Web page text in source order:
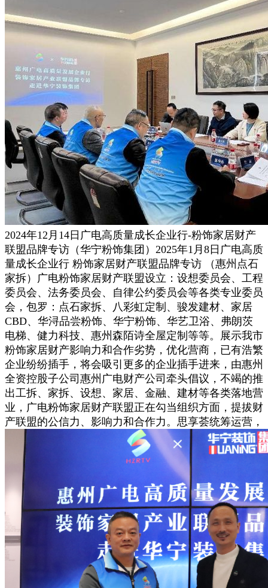
2024年12月14日广电高质量成长企业行-粉饰家居财产
联盟品牌专访（华宁粉饰集团）2025年1月8日广电高质
量成长企业行 粉饰家居财产联盟品牌专访 （惠州点石
家拆）广电粉饰家居财产联盟设立：设想委员会、工程
委员会、法务委员会、自律公约委员会等各类专业委员
会，包罗：点石家拆、八彩虹定制、骏发建材、家居
CBD、华浔品尝粉饰、华宁粉饰、华艺卫浴、弗朗茨
电梯、健力科技、惠州森陌诗全屋定制等等。展示我市
粉饰家居财产影响力和合作劣势，优化营商，已有浩繁
企业纷纷插手，将会吸引更多的企业插手进来，由惠州
全资控股子公司惠州广电财产公司牵头倡议，不竭的推
出工拆、家拆、设想、家居、金融、建材等各类落地营
业，广电粉饰家居财产联盟正在勾当组织方面，提拔财
产联盟的公信力、影响力和合作力。思享荟统筹运营，